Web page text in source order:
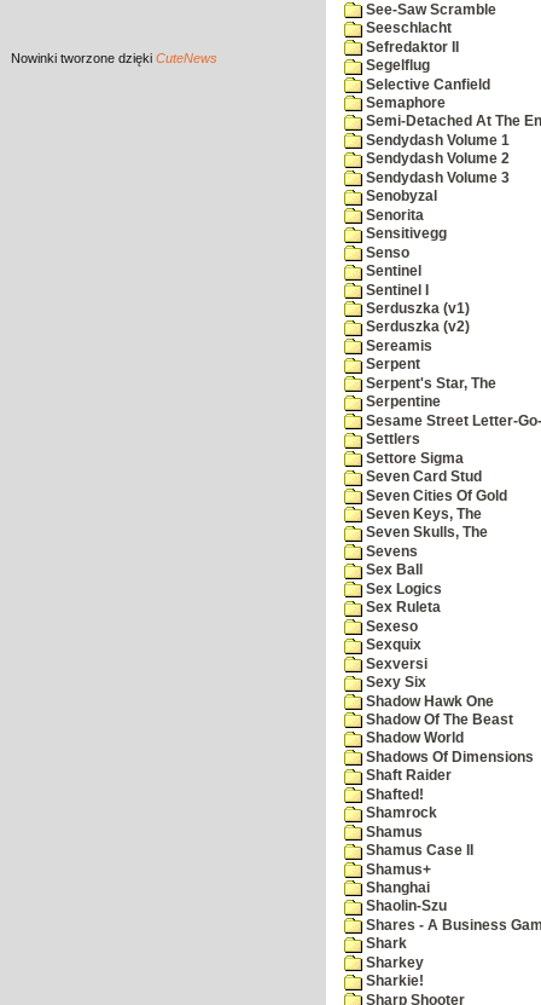
Nowinki tworzone dzięki CuteNews
See-Saw Scramble
Seeschlacht
Sefredaktor II
Segelflug
Selective Canfield
Semaphore
Semi-Detached At The
Sendydash Volume 1
Sendydash Volume 2
Sendydash Volume 3
Senobyzal
Senorita
Sensitivegg
Senso
Sentinel
Sentinel I
Serduszka (v1)
Serduszka (v2)
Sereamis
Serpent
Serpent's Star, The
Serpentine
Sesame Street Letter-
Settlers
Settore Sigma
Seven Card Stud
Seven Cities Of Gold
Seven Keys, The
Seven Skulls, The
Sevens
Sex Ball
Sex Logics
Sex Ruleta
Sexeso
Sexquix
Sexversi
Sexy Six
Shadow Hawk One
Shadow Of The Beast
Shadow World
Shadows Of Dimensions
Shaft Raider
Shafted!
Shamrock
Shamus
Shamus Case II
Shamus+
Shanghai
Shaolin-Szu
Shares - A Business
Shark
Sharkey
Sharkie!
Sharp Shooter